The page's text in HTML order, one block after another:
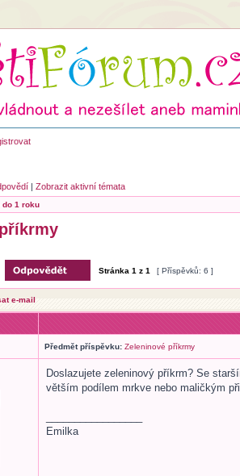
|Zobrazit aktivní témata
do 1 roku
Stránka1 z1 [ Příspěvků: 6 ]
e-mail
Předmět příspěvku: Zeleninové příkrmy
Doslazujete zeleninový příkrm? Se
větším podílem mrkve nebo maličkým
Emilka